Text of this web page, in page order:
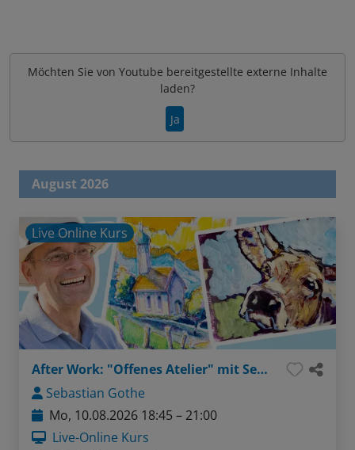
Möchten Sie von Youtube bereitgestellte externe Inhalte
laden?
Ja
August 2026
Live Online Kurs
After Work: "Offenes Atelier" mit Sebastian - Thema: Gesichter ganz einfach (Bleistift / Aquarellstifte)
Sebastian Gothe
Mo, 10.08.2026 18:45 – 21:00
Live-Online Kurs